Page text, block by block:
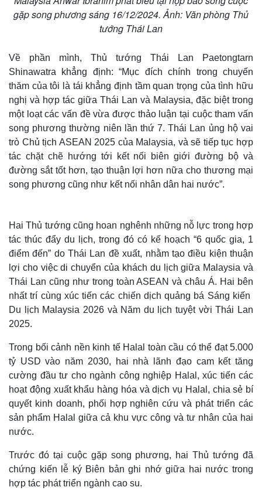
Cuộc sống đó đây
Hồ sơ
Ảnh
E-Magazine
Infographic
gặp song phương sáng 16/12/2024. Ảnh: Văn phòng Thủ
tướng Thái Lan
Về phần mình, Thủ tướng Thái Lan Paetongtarn
Shinawatra khẳng định: “Mục đích chính trong chuyến
thăm của tôi là tái khẳng định tầm quan trọng của tình hữu
nghị và hợp tác giữa Thái Lan và Malaysia, đặc biệt trong
một loạt các vấn đề vừa được thảo luận tại cuộc tham vấn
song phương thường niên lần thứ 7. Thái Lan ủng hộ vai
trò Chủ tịch ASEAN 2025 của Malaysia, và sẽ tiếp tục hợp
tác chặt chẽ hướng tới kết nối biên giới đường bộ và
đường sắt tốt hơn, tạo thuận lợi hơn nữa cho thương mại
song phương cũng như kết nối nhân dân hai nước”.
Hai Thủ tướng cũng hoan nghênh những nỗ lực trong hợp
tác thúc đẩy du lịch, trong đó có kế hoạch “6 quốc gia, 1
điểm đến” do Thái Lan đề xuất, nhằm tạo điều kiện thuận
lợi cho việc di chuyển của khách du lịch giữa Malaysia và
Thái Lan cũng như trong toàn ASEAN và châu Á. Hai bên
nhất trí cùng xúc tiến các chiến dịch quảng bá Sáng kiến ​​
Du lịch Malaysia 2026 và Năm du lịch tuyệt vời Thái Lan
2025.
Trong bối cảnh nền kinh tế Halal toàn cầu có thể đạt 5.000
tỷ USD vào năm 2030, hai nhà lãnh đạo cam kết tăng
cường đầu tư cho ngành công nghiệp Halal, xúc tiến các
hoạt động xuất khẩu hàng hóa và dịch vụ Halal, chia sẻ bí
quyết kinh doanh, phối hợp nghiên cứu và phát triển các
sản phẩm Halal giữa cả khu vực công và tư nhân của hai
nước.
Trước đó tại cuộc gặp song phương, hai Thủ tướng đã
chứng kiến lễ ký Biên bản ghi nhớ giữa hai nước trong
hợp tác phát triển ngành cao su.